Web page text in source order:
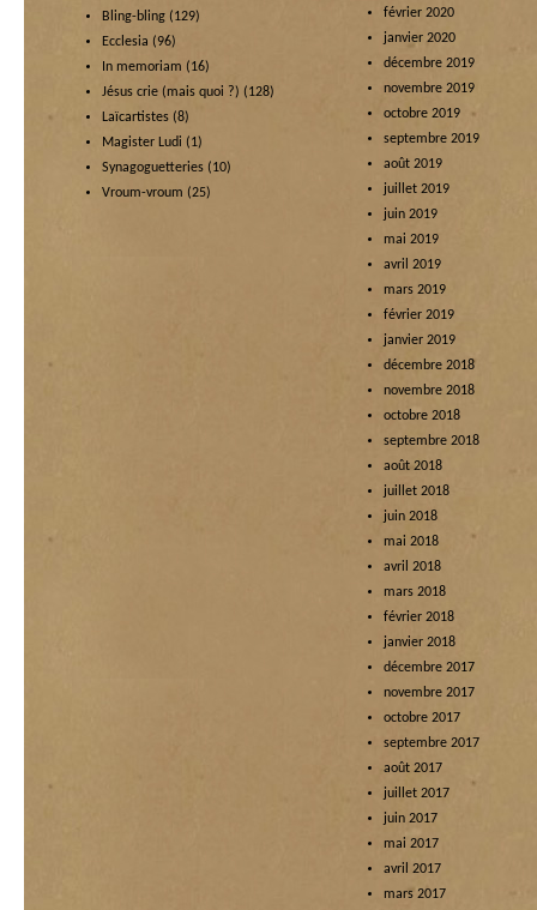
Bling-bling (129)
Ecclesia (96)
In memoriam (16)
Jésus crie (mais quoi ?) (128)
Laïcartistes (8)
Magister Ludi (1)
Synagoguetteries (10)
Vroum-vroum (25)
février 2020
janvier 2020
décembre 2019
novembre 2019
octobre 2019
septembre 2019
août 2019
juillet 2019
juin 2019
mai 2019
avril 2019
mars 2019
février 2019
janvier 2019
décembre 2018
novembre 2018
octobre 2018
septembre 2018
août 2018
juillet 2018
juin 2018
mai 2018
avril 2018
mars 2018
février 2018
janvier 2018
décembre 2017
novembre 2017
octobre 2017
septembre 2017
août 2017
juillet 2017
juin 2017
mai 2017
avril 2017
mars 2017